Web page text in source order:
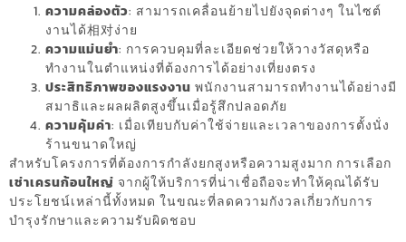
ความคล่องตัว: สามารถเคลื่อนย้ายไปยังจุดต่างๆ ในไซต์
งานได้相对ง่าย
ความแม่นยำ: การควบคุมที่ละเอียดช่วยให้วางวัสดุหรือ
ทำงานในตำแหน่งที่ต้องการได้อย่างเที่ยงตรง
ประสิทธิภาพของแรงงาน พนักงานสามารถทำงานได้อย่างมี
สมาธิและผลผลิตสูงขึ้นเมื่อรู้สึกปลอดภัย
ความคุ้มค่า: เมื่อเทียบกับค่าใช้จ่ายและเวลาของการตั้งนั่ง
ร้านขนาดใหญ่
สำหรับโครงการที่ต้องการกำลังยกสูงหรือความสูงมาก การเลือก
เช่าเครนก้อนใหญ่ จากผู้ให้บริการที่น่าเชื่อถือจะทำให้คุณได้รับ
ประโยชน์เหล่านี้ทั้งหมด ในขณะที่ลดความกังวลเกี่ยวกับการ
บำรุงรักษาและความรับผิดชอบ